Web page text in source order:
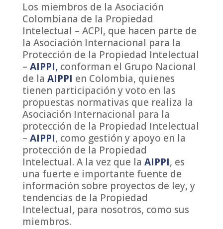
Los miembros de la Asociación
Colombiana de la Propiedad
Intelectual – ACPI, que hacen parte de
la Asociación Internacional para la
Protección de la Propiedad Intelectual
– AIPPI, conforman el Grupo Nacional
de la AIPPI en Colombia, quienes
tienen participación y voto en las
propuestas normativas que realiza la
Asociación Internacional para la
protección de la Propiedad Intelectual
– AIPPI, como gestión y apoyo en la
protección de la Propiedad
Intelectual. A la vez que la AIPPI, es
una fuerte e importante fuente de
información sobre proyectos de ley, y
tendencias de la Propiedad
Intelectual, para nosotros, como sus
miembros.